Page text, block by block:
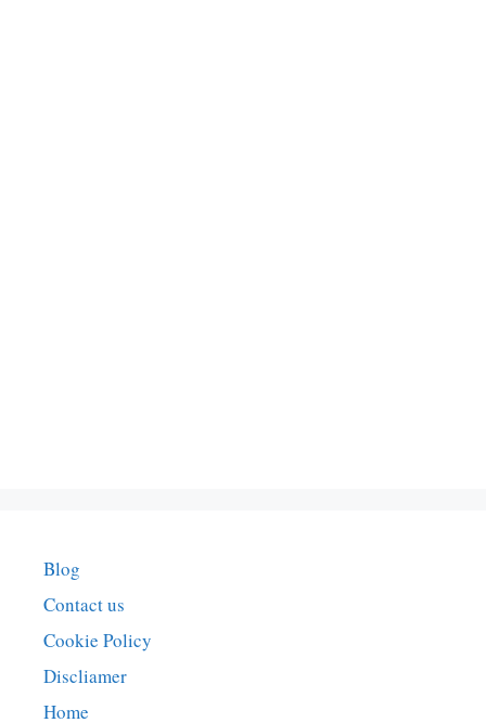
Blog
Contact us
Cookie Policy
Discliamer
Home